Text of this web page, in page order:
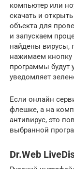
компьютер или
скачать и
объекта для
и запускаем
найдены вирусы,
нажимаем кнопку
программы будут
уведомляет
Если онлайн
флешке, а на
антивирус, это
выбранной
Dr.Web